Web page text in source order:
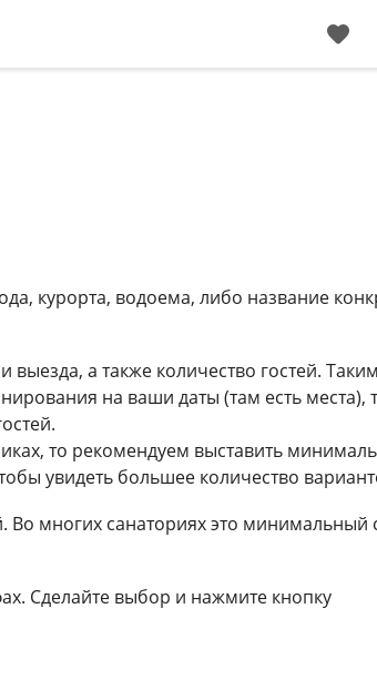
курорта, водоема, либо название
выезда, а также количество гостей.
на ваши даты (там есть места),
то рекомендуем выставить
увидеть большее количество
Во многих санаториях это минимальный
Сделайте выбор и нажмите кнопку